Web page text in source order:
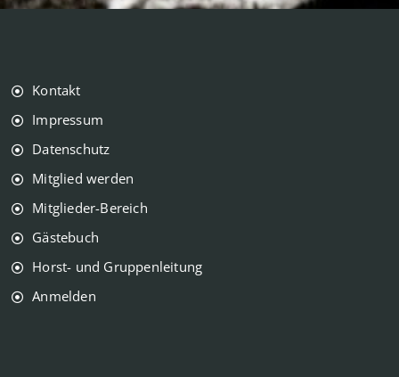
Kontakt
Impressum
Datenschutz
Mitglied werden
Mitglieder-Bereich
Gästebuch
Horst- und Gruppenleitung
Anmelden